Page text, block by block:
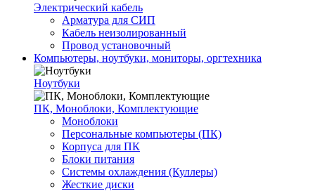
Электрический кабель
Арматура для СИП
Кабель неизолированный
Провод установочный
Компьютеры, ноутбуки, мониторы, оргтехника
Ноутбуки
ПК, Моноблоки, Комплектующие
Моноблоки
Персональные компьютеры (ПК)
Корпуса для ПК
Блоки питания
Системы охлаждения (Куллеры)
Жесткие диски